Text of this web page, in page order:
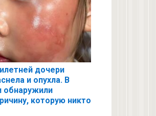
дочери
и опухла. В
обнаружили
которую никто